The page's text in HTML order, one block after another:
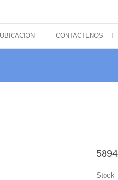
UBICACION CONTACTENOS
5894
Stock